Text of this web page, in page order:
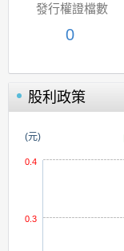
發行權證檔數
0
股利政策
(元)
0.3
0.4